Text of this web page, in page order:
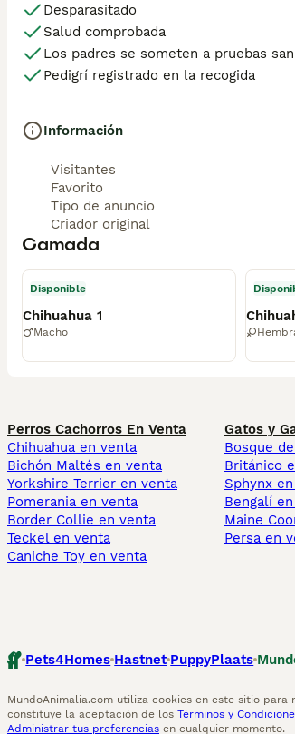
Desparasitado
Salud comprobada
Los padres se someten a pruebas
Pedigrí registrado en la recogida
Información
Visitantes
Favorito
Tipo de anuncio
Criador original
Camada
Disponible
Chihuahua 1
Macho
Perros Cachorros En Venta
Chihuahua en venta
Bichón Maltés en venta
Yorkshire Terrier en venta
Pomerania en venta
Border Collie en venta
Teckel en venta
Caniche Toy en venta
Gatos y
Bosque
Británico
Sphynx
Bengalí
Maine
Persa en
Pets4Homes Hastnet PuppyPlaats
MundoAnimalia.com utiliza cookies en este sitio
constituye la aceptación de los Términos y
Administrar tus preferencias en cualquier momento.